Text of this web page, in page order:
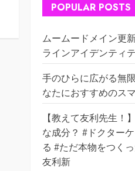
POPULAR POSTS
ムームードメイン更
ラインアイデンティ
手のひらに広がる無
なたにおすすめのス
【教えて友利先生！
な成分？ #ドクター
る #ただ本物をつく
友利新